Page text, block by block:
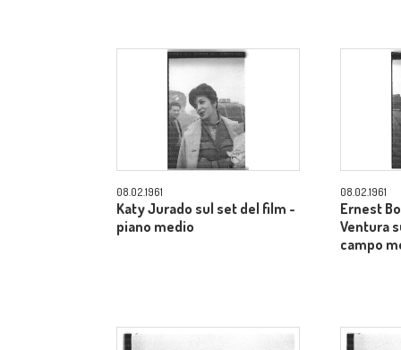
08.02.1961
Katy Jurado sul set del film -
piano medio
08.02.1961
Ernest
Ventura
campo